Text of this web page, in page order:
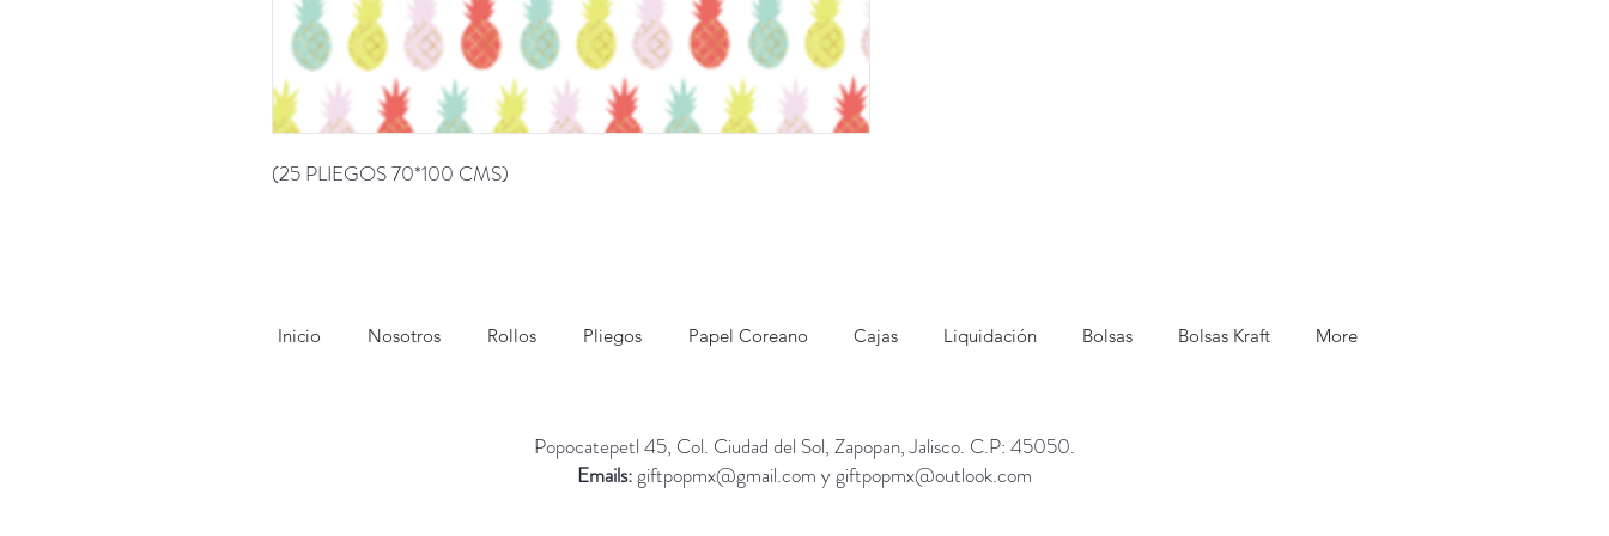
(25 PLIEGOS 70*100 CMS)
Inicio Nosotros Rollos Pliegos Papel Coreano Cajas Liquidación Bolsas Bolsas Kraft More
Popocatepetl 45, Col. Ciudad del Sol, Zapopan, Jalisco. C.P: 45050.
Emails:giftpopmx@gmail.com ygiftpopmx@outlook.com